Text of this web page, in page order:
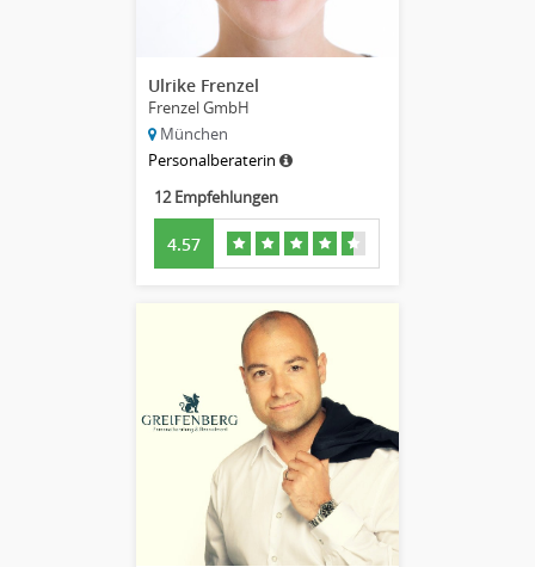
Ulrike Frenzel
Frenzel GmbH
München
Personalberaterin
12 Empfehlungen
4.57